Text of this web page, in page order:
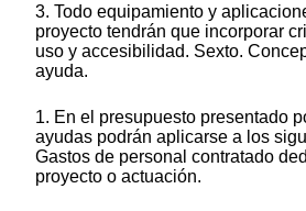
3. Todo equipamiento y
proyecto tendrán que incorporar
uso y accesibilidad. Sexto.
ayuda.
1. En el presupuesto presentado
ayudas podrán aplicarse a los
Gastos de personal contratado
proyecto o actuación.